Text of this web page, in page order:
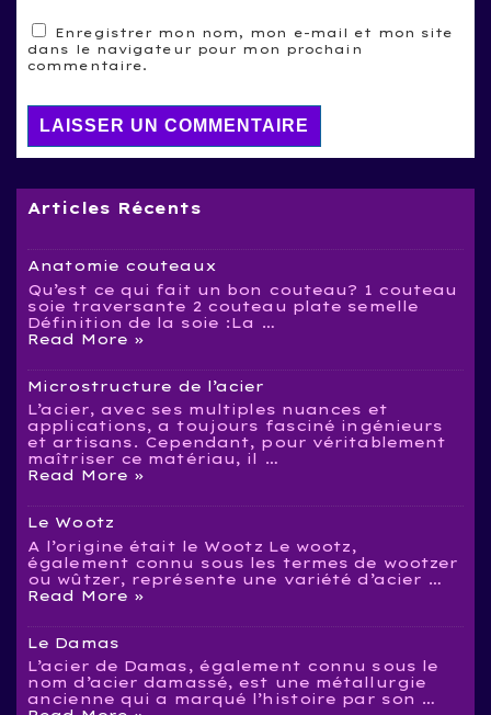
Enregistrer mon nom, mon e-mail et mon site
dans le navigateur pour mon prochain
commentaire.
Articles Récents
Anatomie couteaux
Qu’est ce qui fait un bon couteau? 1 couteau
soie traversante 2 couteau plate semelle
Définition de la soie :La …
Anatomie
Read More »
Microstructure de l’acier
L’acier, avec ses multiples nuances et
applications, a toujours fasciné ingénieurs
et artisans. Cependant, pour véritablement
maîtriser ce matériau, il …
Microstructure
l’acier
Read More »
Le Wootz
A l’origine était le Wootz Le wootz,
également connu sous les termes de wootzer
ou wûtzer, représente une variété d’acier …
Le
Read More »
Le Damas
L’acier de Damas, également connu sous le
nom d’acier damassé, est une métallurgie
ancienne qui a marqué l’histoire par son …